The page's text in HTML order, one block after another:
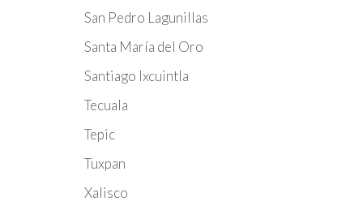
San Pedro Lagunillas
Santa María del Oro
Santiago Ixcuintla
Tecuala
Tepic
Tuxpan
Xalisco